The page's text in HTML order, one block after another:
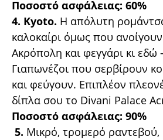
Ποσοστό ασφάλειας: 60%
4. Kyoto. Η απόλυτη
καλοκαίρι όμως που
Ακρόπολη και φεγγάρι κι εδώ
Γιαπωνέζοι που σερβίρουν
και φεύγουν. Επιπλέον
δίπλα σου το Divani Palace
Ποσοστό ασφάλειας: 90%
5. Μικρό, τρομερό ραντεβού,